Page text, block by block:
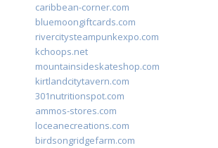
caribbean-corner.com
bluemoongiftcards.com
rivercitysteampunkexpo.com
kchoops.net
mountainsideskateshop.com
kirtlandcitytavern.com
301nutritionspot.com
ammos-stores.com
loceanecreations.com
birdsongridgefarm.com